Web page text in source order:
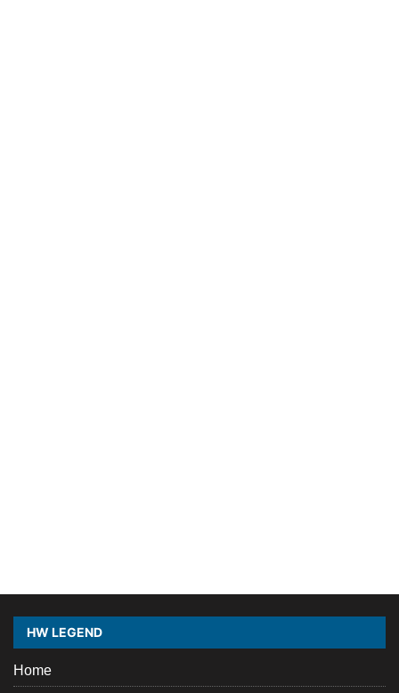
HW LEGEND
Home